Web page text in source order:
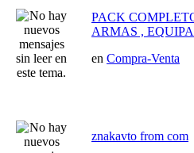
PACK
ARMAS ,
en Compra-Venta
znakavto from com